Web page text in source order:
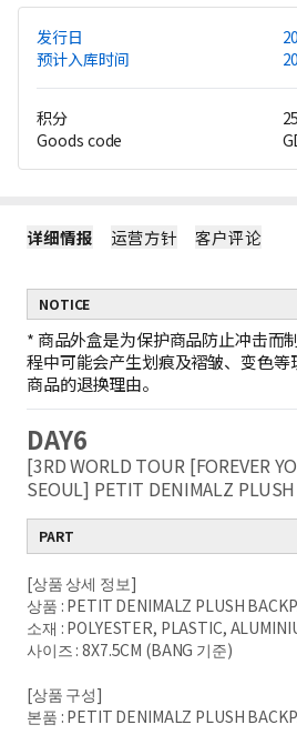
发行日
预计入库时间
积分
25
Goods code
详细情报 运营方针 客户评论
NOTICE
* 商品外盒是为保护商品防止冲击而
程中可能会产生划痕及褶皱、变色等
商品的退换理由。
DAY6
[3RD WORLD TOUR [FOREVER
SEOUL] PETIT DENIMALZ PLUSH
PART
[상품 상세 정보]
상품 : PETIT DENIMALZ PLUSH
소재 : POLYESTER, PLASTIC,
사이즈 : 8X7.5CM (BANG 기준)
[상품 구성]
본품 : PETIT DENIMALZ PLUSH